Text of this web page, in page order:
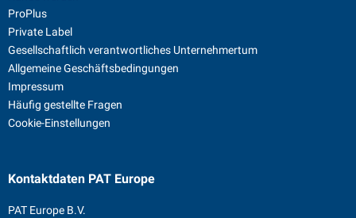
ProPlus
Private Label
Gesellschaftlich verantwortliches Unternehmertum
Allgemeine Geschäftsbedingungen
Impressum
Häufig gestellte Fragen
Cookie-Einstellungen
Kontaktdaten PAT Europe
PAT Europe B.V.